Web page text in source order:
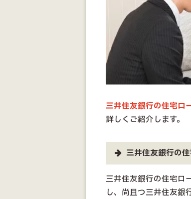
三井住友銀行の住宅ロ
詳しくご紹介します。
三井住友銀行の
三井住友銀行の住宅ロ
し、尚且つ三井住友銀